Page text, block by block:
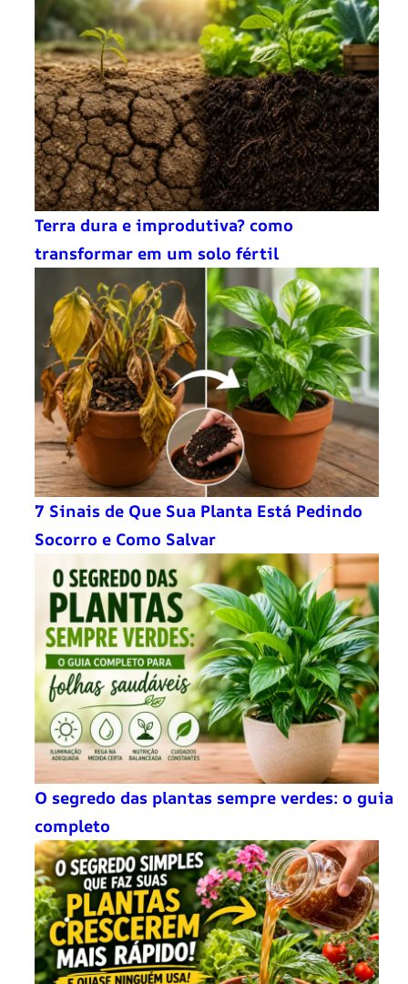
Terra dura e improdutiva? como
transformar em um solo fértil
7 Sinais de Que Sua Planta Está Pedindo
Socorro e Como Salvar
O segredo das plantas sempre verdes: o guia
completo